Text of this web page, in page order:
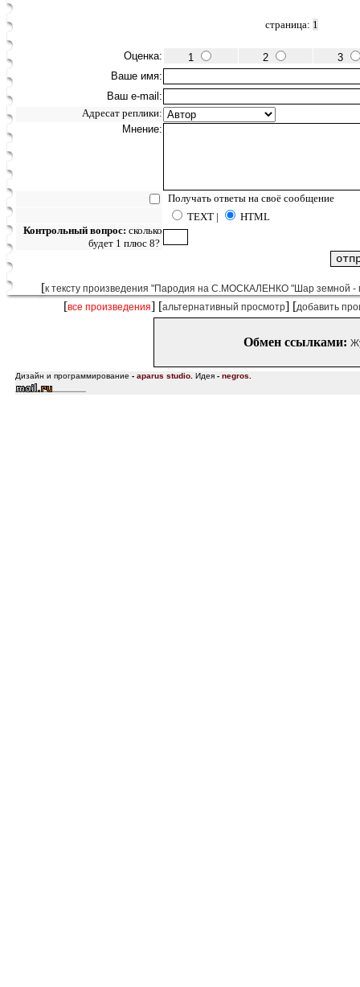
страница: 1
Оценка: 1 2
3
Ваше имя:
Ваш e-mail:
Адресат реплики:
Мнение:
Получать ответы на своё сообщение
TEXT |
HTML
Контрольный вопрос: сколько
будет 1 плюс 8?
[к тексту произведения "Пародия на С.МОСКАЛЕНКО "Шар земной -
[все произведения] [альтернативный просмотр] [добавить
Обмен ссылками:
Дизайн и программирование - aparus studio Идея - negros